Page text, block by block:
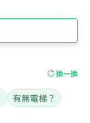
換一換
有無電梯？